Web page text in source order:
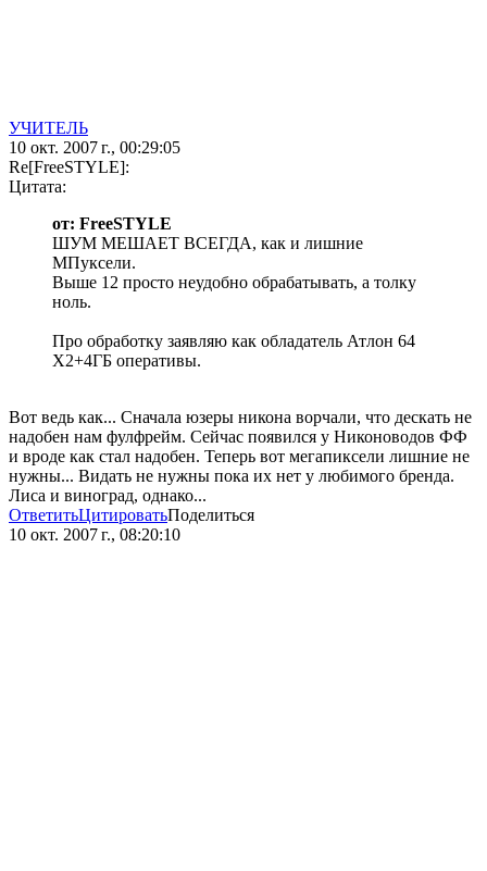
УЧИТЕЛЬ
10 окт. 2007 г., 00:29:05
Re[FreeSTYLE]:
Цитата:
от: FreeSTYLE
ШУМ МЕШАЕТ ВСЕГДА, как и лишние
МПуксели.
Выше 12 просто неудобно обрабатывать, а толку
ноль.
Про обработку заявляю как обладатель Атлон 64
Х2+4ГБ оперативы.
Вот ведь как... Сначала юзеры никона ворчали, что дескать не
надобен нам фулфрейм. Сейчас появился у Никоноводов ФФ
и вроде как стал надобен. Теперь вот мегапиксели лишние не
нужны... Видать не нужны пока их нет у любимого бренда.
Лиса и виноград, однако...
ОтветитьЦитироватьПоделиться
10 окт. 2007 г., 08:20:10